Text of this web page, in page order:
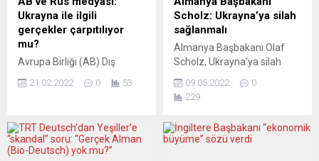
Ukrayna ile ilgili
gerçekler çarpıtılıyor
mu?
Avrupa Birliği (AB) Dış
İlişkiler ve Güvenlik Politikası
Yüksek Temsilcisi Josep
Ukrayna ile ilgili gerçekleri
çarpıttığını belirterek AB’nin
21.02.2022 0 53
Scholz: Ukrayna’ya silah
sağlanmalı
Almanya Başbakanı Olaf
Scholz, Ukrayna’ya silah
sağlanmasını savunarak,
Rusya Devlet Başkanı
Vladimir Putin’in kendilerine
bırakmadığını söyledi.
Scholz, Almanya Sendikalar
09.05.2022
0
229